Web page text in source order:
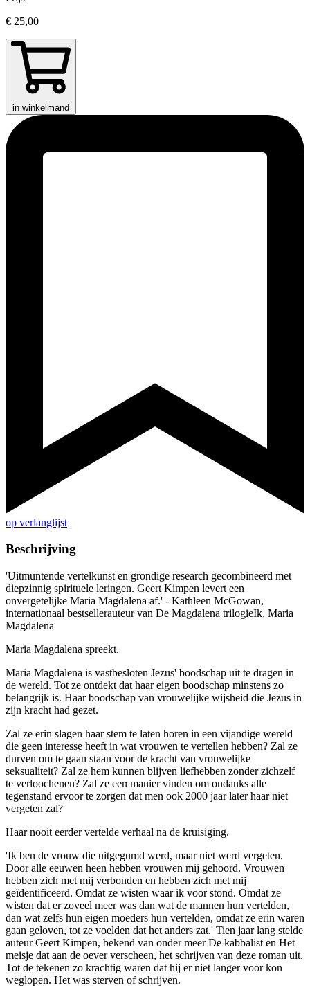
€ 25,00
in winkelmand
op verlanglijst
Beschrijving
'Uitmuntende vertelkunst en grondige research gecombineerd met
diepzinnig spirituele leringen. Geert Kimpen levert een
onvergetelijke Maria Magdalena af.' - Kathleen McGowan,
internationaal bestsellerauteur van De Magdalena trilogieIk, Maria
Magdalena
Maria Magdalena spreekt.
Maria Magdalena is vastbesloten Jezus' boodschap uit te dragen in
de wereld. Tot ze ontdekt dat haar eigen boodschap minstens zo
belangrijk is. Haar boodschap van vrouwelijke wijsheid die Jezus in
zijn kracht had gezet.
Zal ze erin slagen haar stem te laten horen in een vijandige wereld
die geen interesse heeft in wat vrouwen te vertellen hebben? Zal ze
durven om te gaan staan voor de kracht van vrouwelijke
seksualiteit? Zal ze hem kunnen blijven liefhebben zonder zichzelf
te verloochenen? Zal ze een manier vinden om ondanks alle
tegenstand ervoor te zorgen dat men ook 2000 jaar later haar niet
vergeten zal?
Haar nooit eerder vertelde verhaal na de kruisiging.
'Ik ben de vrouw die uitgegumd werd, maar niet werd vergeten.
Door alle eeuwen heen hebben vrouwen mij gehoord. Vrouwen
hebben zich met mij verbonden en hebben zich met mij
geïdentificeerd. Omdat ze wisten waar ik voor stond. Omdat ze
wisten dat er zoveel meer was dan wat de mannen hun vertelden,
dan wat zelfs hun eigen moeders hun vertelden, omdat ze erin waren
gaan geloven, tot ze voelden dat het anders zat.' Tien jaar lang stelde
auteur Geert Kimpen, bekend van onder meer De kabbalist en Het
meisje dat aan de oever verscheen, het schrijven van deze roman uit.
Tot de tekenen zo krachtig waren dat hij er niet langer voor kon
weglopen. Het was sterven of schrijven.